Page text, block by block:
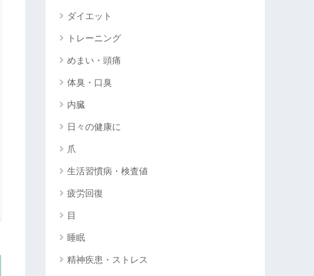
ダイエット
トレーニング
めまい・頭痛
体臭・口臭
内臓
日々の健康に
爪
生活習慣病・検査値
疲労回復
目
睡眠
精神疾患・ストレス